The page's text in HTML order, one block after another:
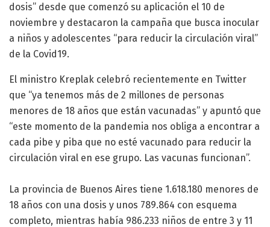
dosis” desde que comenzó su aplicación el 10 de
noviembre y destacaron la campaña que busca inocular
a niños y adolescentes “para reducir la circulación viral”
de la Covid19.
El ministro Kreplak celebró recientemente en Twitter
que “ya tenemos más de 2 millones de personas
menores de 18 años que están vacunadas” y apuntó que
“este momento de la pandemia nos obliga a encontrar a
cada pibe y piba que no esté vacunado para reducir la
circulación viral en ese grupo. Las vacunas funcionan”.
La provincia de Buenos Aires tiene 1.618.180 menores de
18 años con una dosis y unos 789.864 con esquema
completo, mientras había 986.233 niños de entre 3 y 11